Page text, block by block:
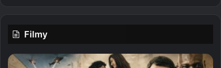
Filmy